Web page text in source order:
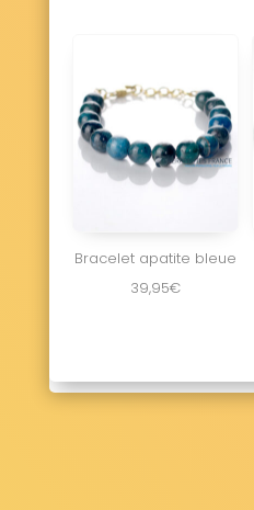
Bracelet apatite bleue
39,95€